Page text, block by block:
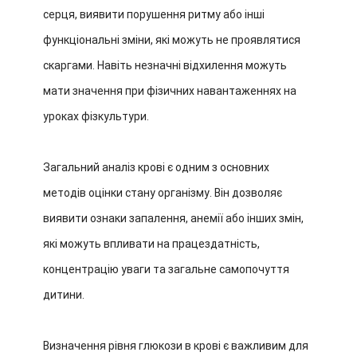
серця, виявити порушення ритму або інші
функціональні зміни, які можуть не проявлятися
скаргами. Навіть незначні відхилення можуть
мати значення при фізичних навантаженнях на
уроках фізкультури.
Загальний аналіз крові є одним з основних
методів оцінки стану організму. Він дозволяє
виявити ознаки запалення, анемії або інших змін,
які можуть впливати на працездатність,
концентрацію уваги та загальне самопочуття
дитини.
Визначення рівня глюкози в крові є важливим для